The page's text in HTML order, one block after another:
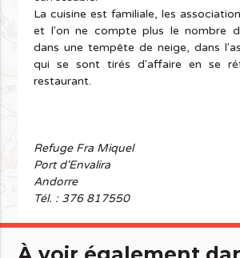
La cuisine est familiale, les
et l'on ne compte plus le nombre
dans une tempête de neige, dans
qui se sont tirés d'affaire en se
restaurant.
Refuge Fra Miquel
Port d'Envalira
Andorre
Tél. : 376 817550